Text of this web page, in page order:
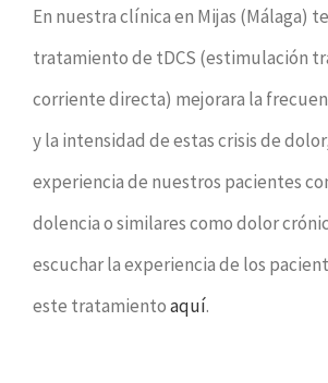
En nuestra clínica en Mijas (Málaga)
tratamiento de tDCS (estimulación
corriente directa) mejorara la
y la intensidad de estas crisis de
experiencia de nuestros pacientes
dolencia o similares como dolor
escuchar la experiencia de los
este tratamientoaquí.